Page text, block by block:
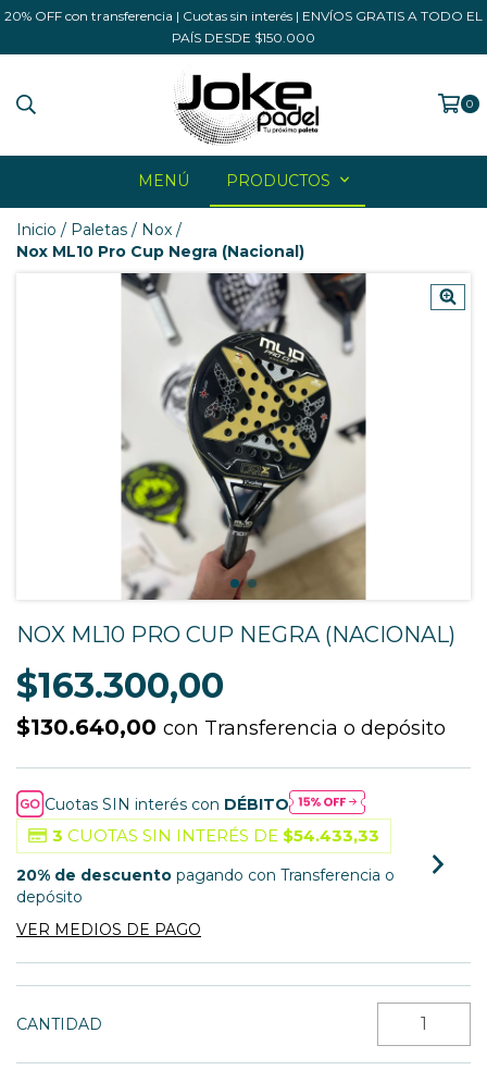
20% OFF con transferencia | Cuotas sin interés | ENVÍOS GRATIS A TODO EL
PAÍS DESDE $150.000
0
MENÚ PRODUCTOS
Inicio / Paletas / Nox /
Nox ML10 Pro Cup Negra (Nacional)
NOX ML10 PRO CUP NEGRA (NACIONAL)
$163.300,00
$130.640,00 con Transferencia o depósito
Cuotas SIN interés con DÉBITO
3 CUOTAS SIN INTERÉS DE $54.433,33
20% de descuento pagando con Transferencia o
depósito
VER MEDIOS DE PAGO
CANTIDAD